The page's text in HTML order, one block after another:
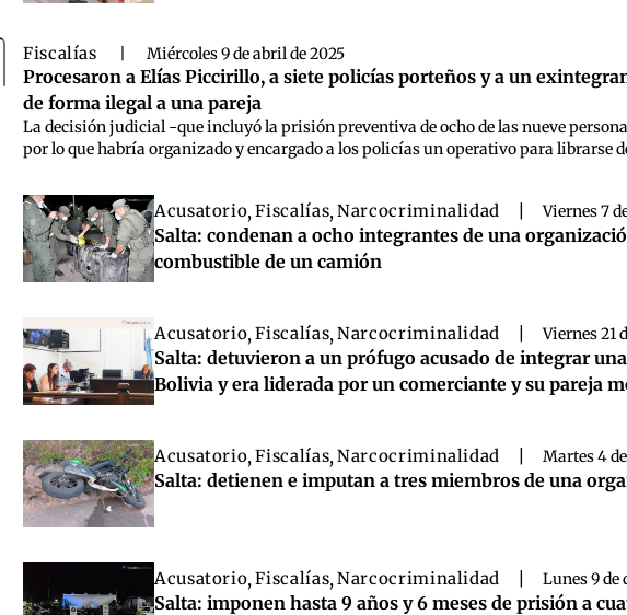
Fiscalías Miércoles 9 de abril de 2025
Procesaron a Elías Piccirillo, a siete policías porteños y a un
de forma ilegal a una pareja
La decisión judicial -que incluyó la prisión preventiva de ocho de las nueve
por lo que habría organizado y encargado a los policías un operativo para librarse
Acusatorio,Fiscalías,Narcocriminalidad Viernes 7
Salta: condenan a ocho integrantes de una
combustible de un camión
Acusatorio,Fiscalías,Narcocriminalidad Viernes 21
Salta: detuvieron a un prófugo acusado de integrar
Bolivia y era liderada por un comerciante y su pareja
Acusatorio,Fiscalías,Narcocriminalidad Martes 4
Salta: detienen e imputan a tres miembros de una
Acusatorio,Fiscalías,Narcocriminalidad Lunes 9 de
Salta: imponen hasta 9 años y 6 meses de prisión a